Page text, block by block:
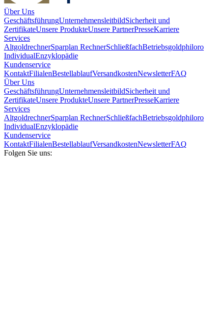
Über Uns
GeschäftsführungUnternehmensleitbildSicherheit und
ZertifikateUnsere ProdukteUnsere PartnerPresseKarriere
Services
AltgoldrechnerSparplan RechnerSchließfachBetriebsgoldphiloro
IndividualEnzyklopädie
Kundenservice
KontaktFilialenBestellablaufVersandkostenNewsletterFAQ
Über Uns
GeschäftsführungUnternehmensleitbildSicherheit und
ZertifikateUnsere ProdukteUnsere PartnerPresseKarriere
Services
AltgoldrechnerSparplan RechnerSchließfachBetriebsgoldphiloro
IndividualEnzyklopädie
Kundenservice
KontaktFilialenBestellablaufVersandkostenNewsletterFAQ
Folgen Sie uns: